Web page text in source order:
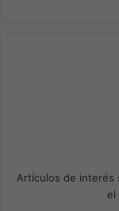
Artículos de interés
el